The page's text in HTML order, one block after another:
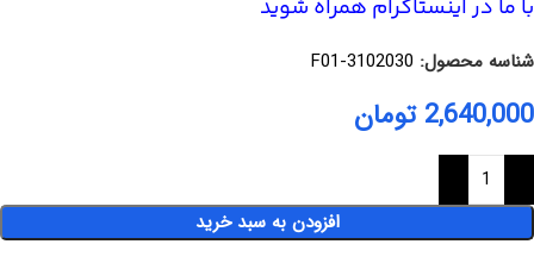
با ما در اینستاگرام همراه شوید
شناسه محصول: F01-3102030
2,640,000 تومان
افزودن به سبد خرید